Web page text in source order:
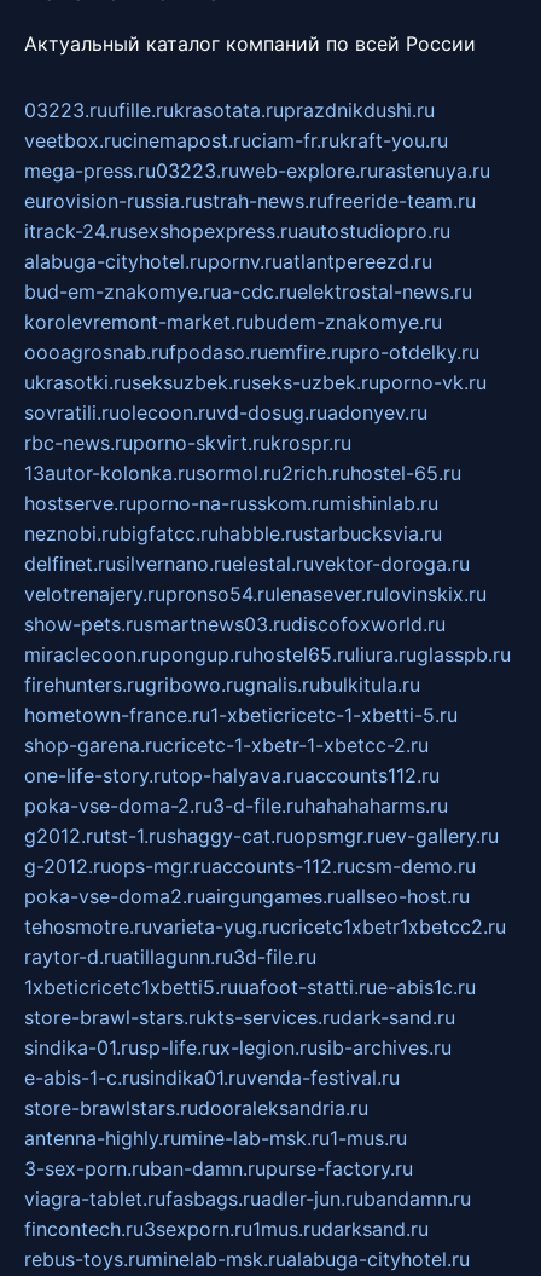
Актуальный каталог компаний по всей России
03223.ruufille.rukrasotata.ruprazdnikdushi.ru
veetbox.rucinemapost.ruciam-fr.rukraft-you.ru
mega-press.ru03223.ruweb-explore.rurastenuya.ru
eurovision-russia.rustrah-news.rufreeride-team.ru
itrack-24.rusexshopexpress.ruautostudiopro.ru
alabuga-cityhotel.rupornv.ruatlantpereezd.ru
bud-em-znakomye.rua-cdc.ruelektrostal-news.ru
korolevremont-market.rubudem-znakomye.ru
oooagrosnab.rufpodaso.ruemfire.rupro-otdelky.ru
ukrasotki.ruseksuzbek.ruseks-uzbek.ruporno-vk.ru
sovratili.ruolecoon.ruvd-dosug.ruadonyev.ru
rbc-news.ruporno-skvirt.rukrospr.ru
13autor-kolonka.rusormol.ru2rich.ruhostel-65.ru
hostserve.ruporno-na-russkom.rumishinlab.ru
neznobi.rubigfatcc.ruhabble.rustarbucksvia.ru
delfinet.rusilvernano.ruelestal.ruvektor-doroga.ru
velotrenajery.rupronso54.rulenasever.rulovinskix.ru
show-pets.rusmartnews03.rudiscofoxworld.ru
miraclecoon.rupongup.ruhostel65.ruliura.ruglasspb.ru
firehunters.rugribowo.rugnalis.rubulkitula.ru
hometown-france.ru1-xbeticricetc-1-xbetti-5.ru
shop-garena.rucricetc-1-xbetr-1-xbetcc-2.ru
one-life-story.rutop-halyava.ruaccounts112.ru
poka-vse-doma-2.ru3-d-file.ruhahahaharms.ru
g2012.rutst-1.rushaggy-cat.ruopsmgr.ruev-gallery.ru
g-2012.ruops-mgr.ruaccounts-112.rucsm-demo.ru
poka-vse-doma2.ruairgungames.ruallseo-host.ru
tehosmotre.ruvarieta-yug.rucricetc1xbetr1xbetcc2.ru
raytor-d.ruatillagunn.ru3d-file.ru
1xbeticricetc1xbetti5.ruuafoot-statti.rue-abis1c.ru
store-brawl-stars.rukts-services.rudark-sand.ru
sindika-01.rusp-life.rux-legion.rusib-archives.ru
e-abis-1-c.rusindika01.ruvenda-festival.ru
store-brawlstars.rudooraleksandria.ru
antenna-highly.rumine-lab-msk.ru1-mus.ru
3-sex-porn.ruban-damn.rupurse-factory.ru
viagra-tablet.rufasbags.ruadler-jun.rubandamn.ru
fincontech.ru3sexporn.ru1mus.rudarksand.ru
rebus-toys.ruminelab-msk.rualabuga-cityhotel.ru